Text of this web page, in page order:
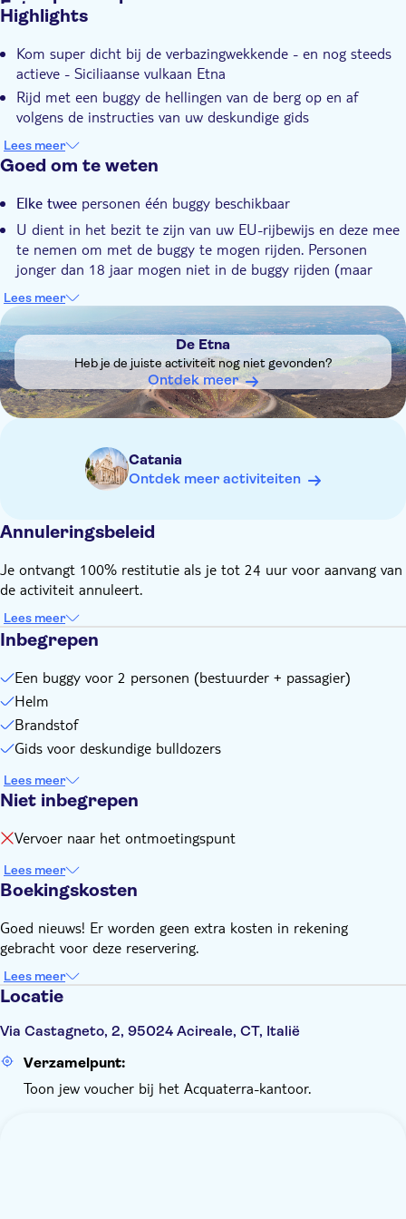
Extra kenmerken
Highlights
Kom super dicht bij de verbazingwekkende - en nog steeds
actieve - Siciliaanse vulkaan Etna
Rijd met een buggy de hellingen van de berg op en af
volgens de instructies van uw deskundige gids
Geniet van het adembenemende uitzicht op het landschap
om je heen vanaf de Etna
Lees meer
Goed om te weten
Elke twee personen één buggy beschikbaar
U dient in het bezit te zijn van uw EU-rijbewijs en deze mee
te nemen om met de buggy te mogen rijden. Personen
jonger dan 18 jaar mogen niet in de buggy rijden (maar
Niet geschikt voor kinderen onder de 5 jaar
Houd er rekening mee dat deze ervaring geen vervoer naar
de geselecteerde plaats omvat
Als de weersomstandigheden te slecht zijn om veilig te
rijden, wordt de activiteit geannuleerd en krijg je een
volledige terugbetaling
Lees meer
De Etna
Heb je de juiste activiteit nog niet gevonden?
Ontdek meer
Catania
Ontdek meer activiteiten
Annuleringsbeleid
Je ontvangt 100% restitutie als je tot 24 uur voor aanvang van
de activiteit annuleert.
Lees meer
Inbegrepen
Een buggy voor 2 personen (bestuurder + passagier)
Helm
Brandstof
Gids voor deskundige bulldozers
Lees meer
Niet inbegrepen
Vervoer naar het ontmoetingspunt
Lees meer
Boekingskosten
Goed nieuws! Er worden geen extra kosten in rekening
gebracht voor deze reservering.
Lees meer
Locatie
Via Castagneto, 2, 95024 Acireale, CT, Italië
Verzamelpunt:
Toon jew voucher bij het Acquaterra-kantoor.